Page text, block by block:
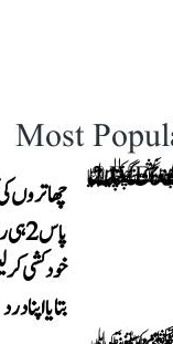
Most
پاس
خودکشی کر
بتایا اپنا درد